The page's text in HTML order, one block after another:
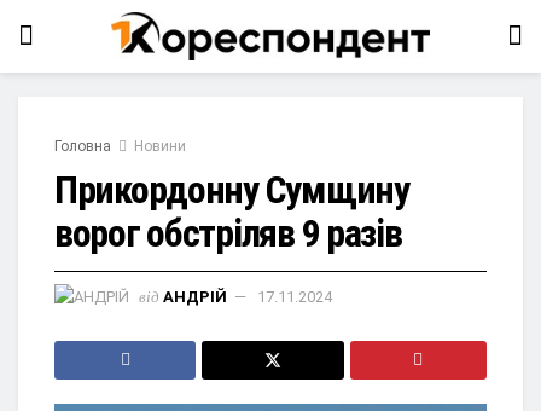
Головна Новини
Прикордонну Сумщину
ворог обстріляв 9 разів
від АНДРІЙ 17.11.2024